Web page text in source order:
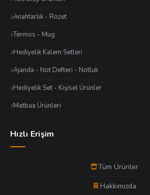
Anahtarlık - Rozet
Termos - Mug
Hediyelik Kalem Setleri
Ajanda - Not Defteri - Notluk
Hediyelik Set - Kişisel Ürünler
Matbaa Ürünleri
Hızlı Erişim
Tüm Ürünler
Hakkımızda